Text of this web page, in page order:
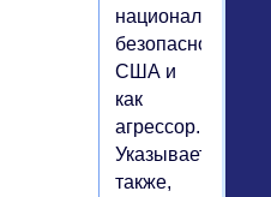
национальной
безопасности
США и
как
агрессор.
Указывается
также,